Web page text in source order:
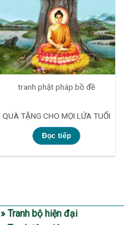
tranh phật pháp bồ đề
QUÀ TẶNG CHO MỌI LỨA TUỔI
Đọc tiếp
» Tranh bộ hiện đại